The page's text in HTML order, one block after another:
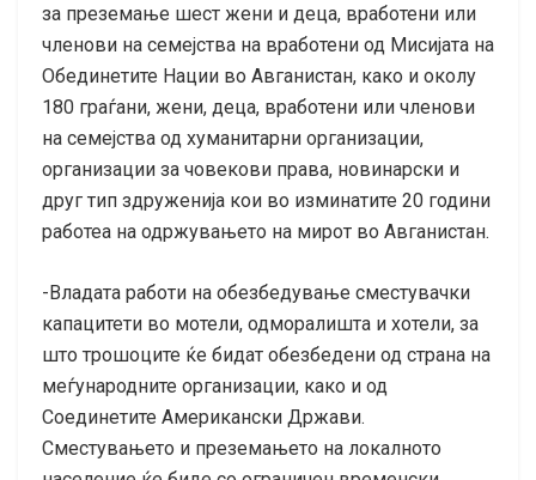
за преземање шест жени и деца, вработени или
членови на семејства на вработени од Мисијата на
Обединетите Нации во Авганистан, како и околу
180 граѓани, жени, деца, вработени или членови
на семејства од хуманитарни организации,
организации за човекови права, новинарски и
друг тип здруженија кои во изминатите 20 години
работеа на одржувањето на мирот во Авганистан.
-Владата работи на обезбедување сместувачки
капацитети во мотели, одморалишта и хотели, за
што трошоците ќе бидат обезбедени од страна на
меѓународните организации, како и од
Соединетите Американски Држави.
Сместувањето и преземањето на локалното